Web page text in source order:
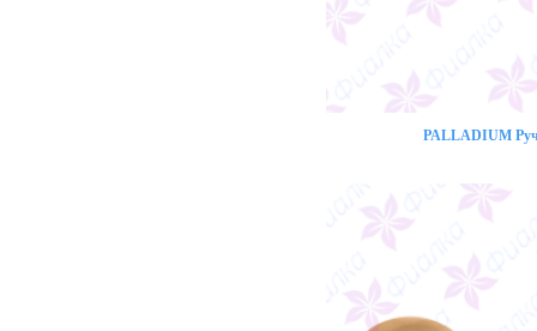
PALLADIUM